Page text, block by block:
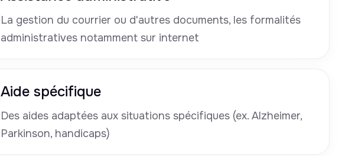
La gestion du courrier ou d'autres documents, les formalités
administratives notamment sur internet
Aide spécifique
Des aides adaptées aux situations spécifiques (ex. Alzheimer,
Parkinson, handicaps)